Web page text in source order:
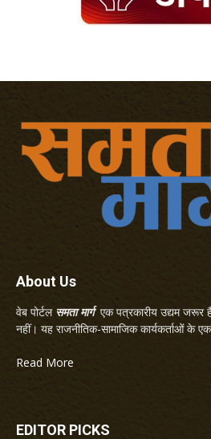
About Us
वेब पोर्टल समता मार्गएक पत्रकारीय उद्यम जरूर
नहीं। यह राजनीतिक-सामाजिक कार्यकर्ताओं के
Read More
EDITOR PICKS